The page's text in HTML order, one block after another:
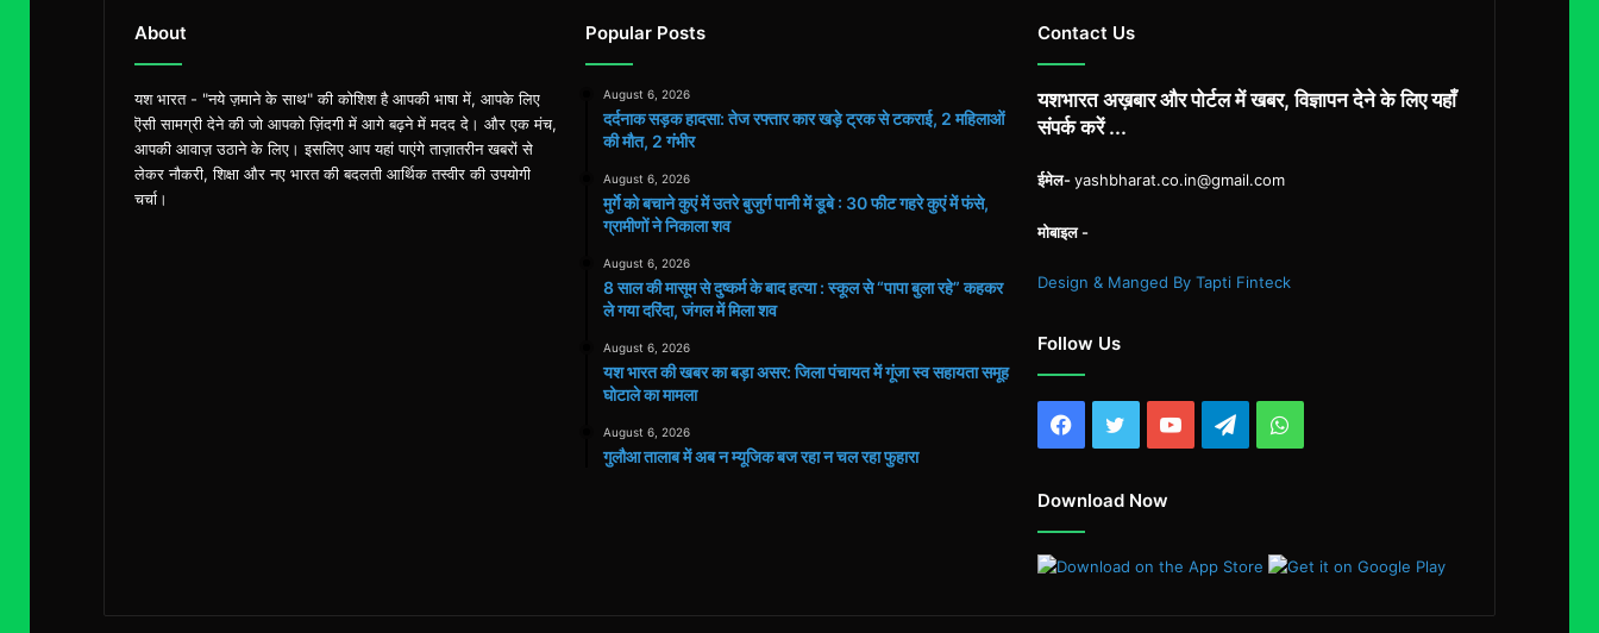
About
यश भारत - "नये ज़माने के साथ" की कोशिश है आपकी भाषा में, आपके लिए
ऎसी सामग्री देने की जो आपको ज़िंदगी में आगे बढ़ने में मदद दे। और एक मंच,
आपकी आवाज़ उठाने के लिए। इसलिए आप यहां पाएंगे ताज़ातरीन खबरों से
लेकर नौकरी, शिक्षा और नए भारत की बदलती आर्थिक तस्वीर की उपयोगी
चर्चा।
Popular Posts
August 6, 2026
दर्दनाक सड़क हादसा: तेज रफ्तार कार खड़े ट्रक से टकराई, 2 महिलाओं
की मौत, 2 गंभीर
August 6, 2026
मुर्गे को बचाने कुएं में उतरे बुजुर्ग पानी में डूबे : 30 फीट गहरे कुएं में फंसे,
ग्रामीणों ने निकाला शव
August 6, 2026
8 साल की मासूम से दुष्कर्म के बाद हत्या : स्कूल से “पापा बुला रहे” कहकर
ले गया दरिंदा, जंगल में मिला शव
August 6, 2026
यश भारत की खबर का बड़ा असर: जिला पंचायत में गूंजा स्व सहायता समूह
घोटाले का मामला
August 6, 2026
गुलौआ तालाब में अब न म्यूजिक बज रहा न चल रहा फुहारा
Contact Us
यशभारत अख़बार और पोर्टल में खबर, विज्ञापन देने के लिए यहाँ
संपर्क करें ...
ईमेल-yashbharat.co.in@gmail.com
मोबाइल -
Design & Manged By Tapti Finteck
Follow Us
Facebook
TwitterYouTubeTelegramWhatsApp
Download Now